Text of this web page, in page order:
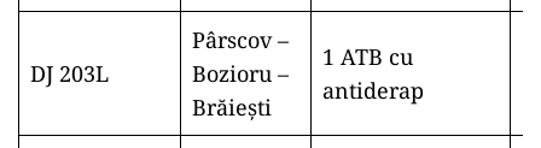
DJ 203L
Pârscov –
Bozioru –
Brăieşti
1 ATB cu
antiderap